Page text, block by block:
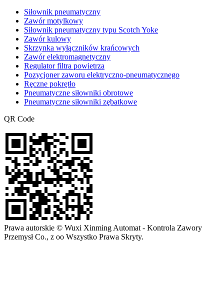
Siłownik pneumatyczny
Zawór motylkowy
Siłownik pneumatyczny typu Scotch Yoke
Zawór kulowy
Skrzynka wyłączników krańcowych
Zawór elektromagnetyczny
Regulator filtra powietrza
Pozycjoner zaworu elektryczno-pneumatycznego
Ręczne pokrętło
Pneumatyczne siłowniki obrotowe
Pneumatyczne siłowniki zębatkowe
QR Code
Prawa autorskie © Wuxi Xinming Automat - Kontrola Zawory
Przemysł Co., z oo Wszystko Prawa Skryty.